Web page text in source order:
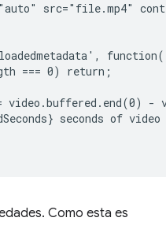
src="file.mp4"
=== 0) return;
video.buffered.end(0) -
seconds of
Como esta es